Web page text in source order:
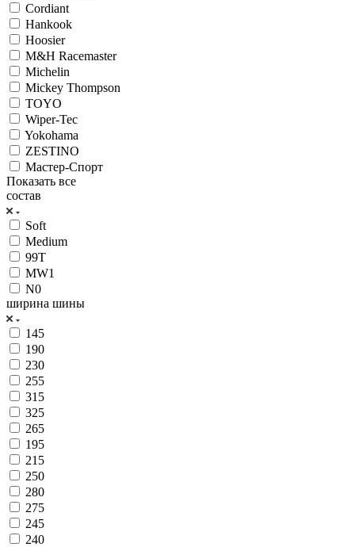
Cordiant
Hankook
Hoosier
M&H Racemaster
Michelin
Mickey Thompson
TOYO
Wiper-Tec
Yokohama
ZESTINO
Мастер-Спорт
Показать все
состав
Soft
Medium
99T
MW1
N0
ширина шины
145
190
230
255
315
325
265
195
215
250
280
275
245
240